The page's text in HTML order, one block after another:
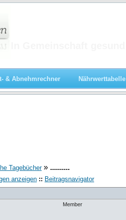
& Abnehmrechner Nährwerttabelle
Tagebücher» ..........
anzeigen :: Beitragsnavigator
Member